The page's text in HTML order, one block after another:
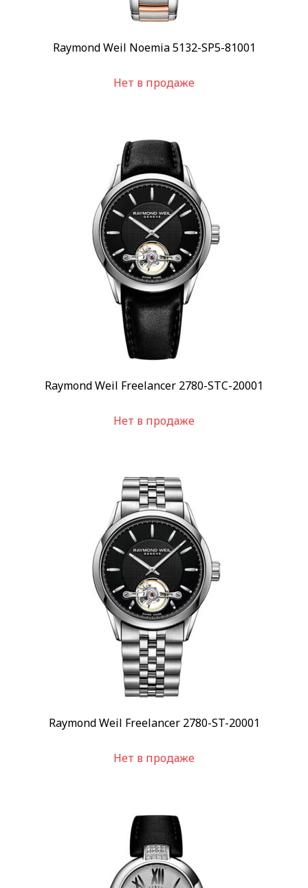
Raymond Weil Noemia 5132-SP5-81001
Нет в продаже
Raymond Weil Freelancer 2780-STC-20001
Нет в продаже
Raymond Weil Freelancer 2780-ST-20001
Нет в продаже